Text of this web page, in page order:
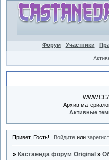
Форум Участники
Архив
Активные
Привет, Гость! Войдитеили
» Кастанеда форум Original »